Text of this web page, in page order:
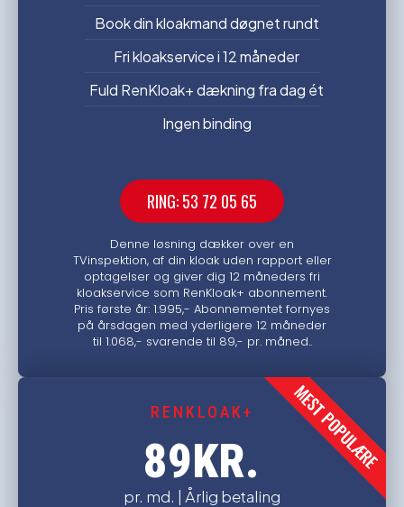
Book din kloakmand døgnet rundt
Fri kloakservice i 12 måneder
Fuld RenKloak+ dækning fra dag ét
Ingen binding
RING: 53 72 05 65
Denne løsning dækker over en
TVinspektion, af din kloak uden rapport eller
optagelser og giver dig 12 måneders fri
kloakservice som RenKloak+ abonnement.
Pris første år: 1.995,- Abonnementet fornyes
på årsdagen med yderligere 12 måneder
til 1.068,- svarende til 89,- pr. måned..
RENKLOAK+
89KR.
pr. md. | Årlig betaling
MEST POPULÆRE